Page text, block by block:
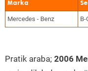
Marka
Mercedes - Benz B-
Pratik araba; 2006